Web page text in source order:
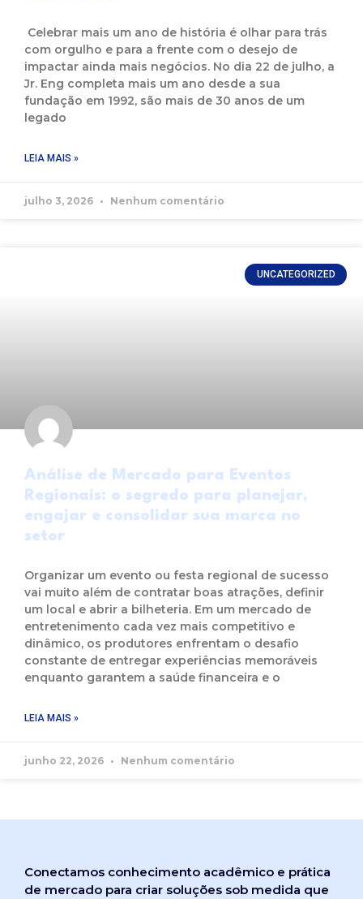
Celebrar mais um ano de história é olhar para trás
com orgulho e para a frente com o desejo de
impactar ainda mais negócios. No dia 22 de julho, a
Jr. Eng completa mais um ano desde a sua
fundação em 1992, são mais de 30 anos de um
legado
LEIA MAIS »
julho 3, 2026 Nenhum comentário
UNCATEGORIZED
Análise de Mercado para Eventos
Regionais: o segredo para planejar,
engajar e consolidar sua marca no
setor
Organizar um evento ou festa regional de sucesso
vai muito além de contratar boas atrações, definir
um local e abrir a bilheteria. Em um mercado de
entretenimento cada vez mais competitivo e
dinâmico, os produtores enfrentam o desafio
constante de entregar experiências memoráveis
enquanto garantem a saúde financeira e o
LEIA MAIS »
junho 22, 2026 Nenhum comentário
Conectamos conhecimento acadêmico e prática
de mercado para criar soluções sob medida que